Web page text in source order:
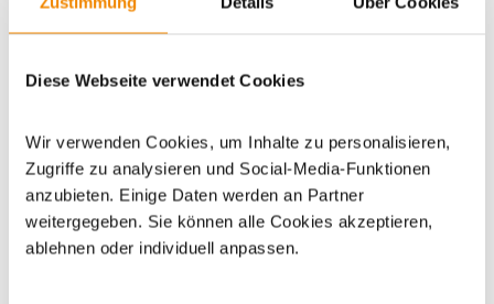
Diese Webseite verwendet Cookies
Wir verwenden Cookies, um Inhalte zu personalisieren,
Zugriffe zu analysieren und Social-Media-Funktionen
anzubieten. Einige Daten werden an Partner
weitergegeben. Sie können alle Cookies akzeptieren,
ablehnen oder individuell anpassen.
Lieferzeit: 1 bis 3 Werktage
64,90 €